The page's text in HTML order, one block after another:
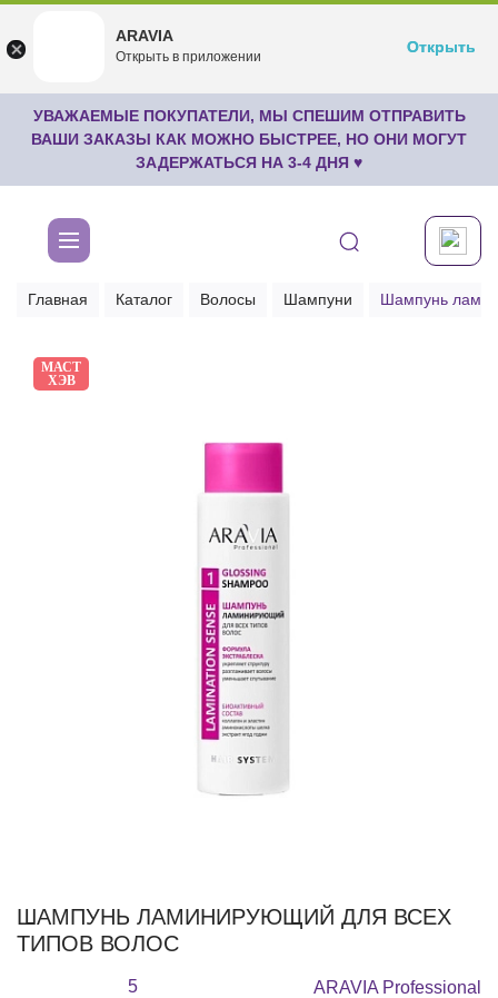
undefined
Бесплатноru.aravia.new
Открыть
УВАЖАЕМЫЕ ПОКУПАТЕЛИ, МЫ СПЕШИМ ОТПРАВИТЬ
ВАШИ ЗАКАЗЫ КАК МОЖНО БЫСТРЕЕ, НО ОНИ МОГУТ
ЗАДЕРЖАТЬСЯ НА 3-4 ДНЯ ♥
Главная Каталог Волосы Шампуни Шампунь
МАСТ
ХЭВ
ШАМПУНЬ ЛАМИНИРУЮЩИЙ ДЛЯ ВСЕХ
ТИПОВ ВОЛОС
5 ARAVIA Professional
ARAVIA
Открыть в приложении
Открыть